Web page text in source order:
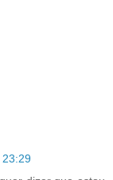
23:29